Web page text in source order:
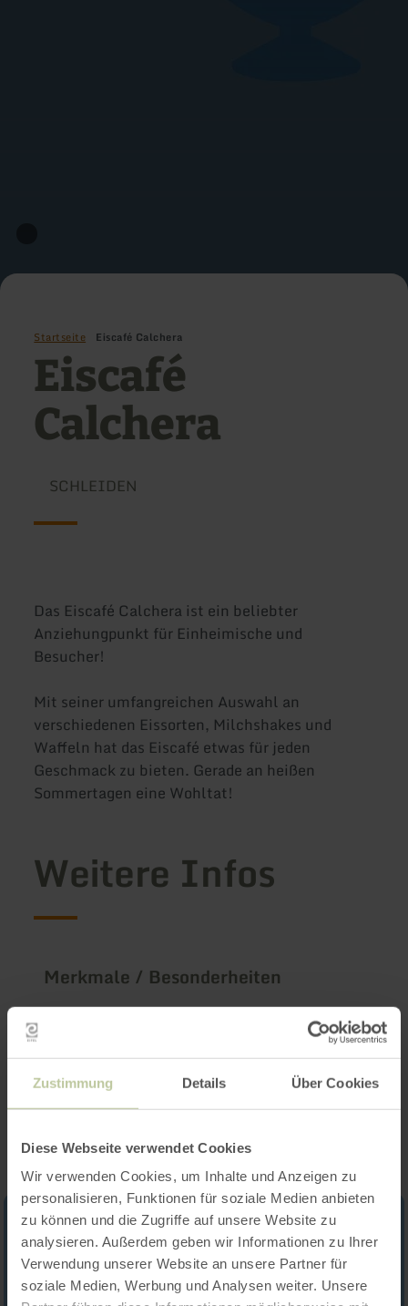
Zustimmung Details Über Cookies
Diese Webseite verwendet Cookies
Wir verwenden Cookies, um Inhalte und Anzeigen zu
personalisieren, Funktionen für soziale Medien anbieten
zu können und die Zugriffe auf unsere Website zu
analysieren. Außerdem geben wir Informationen zu Ihrer
Verwendung unserer Website an unsere Partner für
soziale Medien, Werbung und Analysen weiter. Unsere
Startseite Eiscafé Calchera
Eiscafé
Calchera
SCHLEIDEN
Das Eiscafé Calchera ist ein beliebter
Anziehungpunkt für Einheimische und
Besucher!
Mit seiner umfangreichen Auswahl an
verschiedenen Eissorten, Milchshakes und
Waffeln hat das Eiscafé etwas für jeden
Geschmack zu bieten. Gerade an heißen
Sommertagen eine Wohltat!
Weitere Infos
Merkmale / Besonderheiten
Impressionen